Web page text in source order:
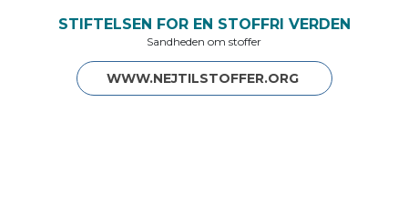
STIFTELSEN FOR EN STOFFRI VERDEN
Sandheden om stoffer
WWW.NEJTILSTOFFER.ORG